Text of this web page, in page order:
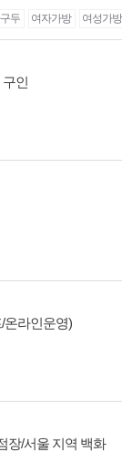
두 여자가방 여성가방
인
온라인운영)
장/서울 지역 백화